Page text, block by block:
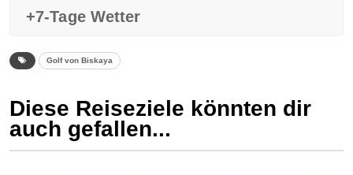
+7-Tage Wetter
Golf von Biskaya
Diese Reiseziele könnten dir
auch gefallen...